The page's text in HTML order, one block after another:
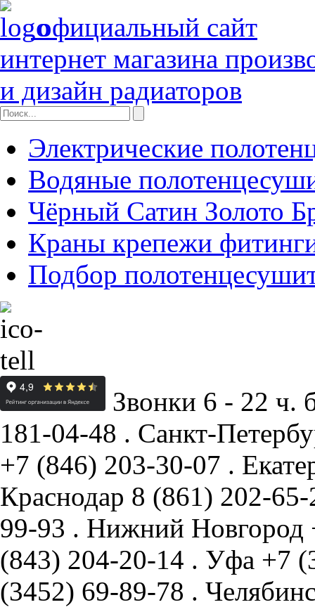
официальный сайт
интернет магазина
и дизайн радиаторов
Электрические
Водяные
Чёрный Сатин Золото
Краны крепежи
Подбор
Звонки 6 - 22 ч.
181-04-48 . Санкт-
+7 (846) 203-30-07 .
Краснодар 8 (861) 202-
99-93 . Нижний Новгород
(843) 204-20-14 . Уфа +7
(3452) 69-89-78 .